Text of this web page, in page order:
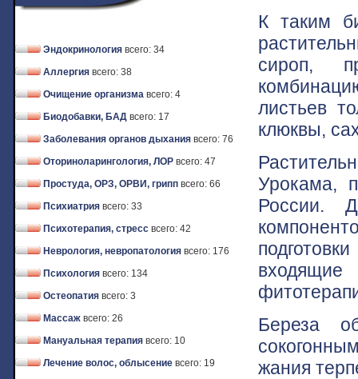
Эндокринология всего: 34
Аллергия всего: 38
Очищение организма всего: 4
Биодобавки, БАД всего: 17
Заболевания органов дыхания всего: 76
Оториноларингология, ЛОР всего: 47
Простуда, ОРЗ, ОРВИ, грипп всего: 66
Психиатрия всего: 33
Психотерапия, стресс всего: 42
Неврология, невропатология всего: 176
Психология всего: 134
Остеопатия всего: 3
Массаж всего: 26
Мануальная терапия всего: 10
Лечение волос, облысение всего: 19
К таким
сироп,
листьев
клюквы,
Урокама,
России.
входящие
Береза
жания